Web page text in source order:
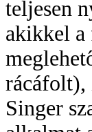
teljesen
akikkel a
rácáfolt),
Singer